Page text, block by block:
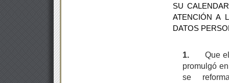
SU
ATENCIÓN A
DATOS
1.
Que
promulgó
se